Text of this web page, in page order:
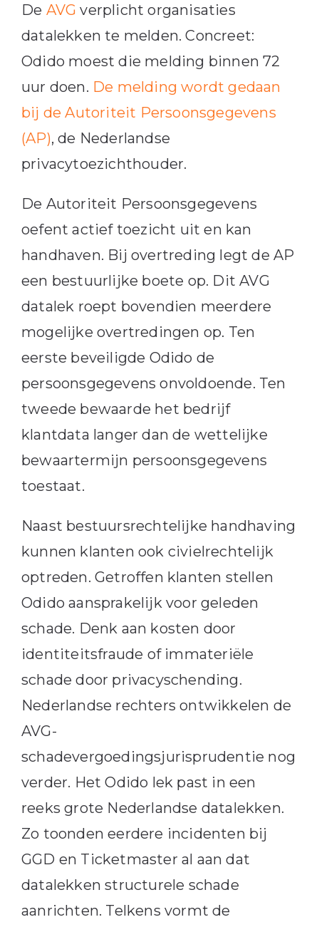
De AVG verplicht organisaties
datalekken te melden. Concreet:
Odido moest die melding binnen 72
uur doen. De melding wordt gedaan
bij de Autoriteit Persoonsgegevens
(AP), de Nederlandse
privacytoezichthouder.
De Autoriteit Persoonsgegevens
oefent actief toezicht uit en kan
handhaven. Bij overtreding legt de AP
een bestuurlijke boete op. Dit AVG
datalek roept bovendien meerdere
mogelijke overtredingen op. Ten
eerste beveiligde Odido de
persoonsgegevens onvoldoende. Ten
tweede bewaarde het bedrijf
klantdata langer dan de wettelijke
bewaartermijn persoonsgegevens
toestaat.
Naast bestuursrechtelijke handhaving
kunnen klanten ook civielrechtelijk
optreden. Getroffen klanten stellen
Odido aansprakelijk voor geleden
schade. Denk aan kosten door
identiteitsfraude of immateriële
schade door privacyschending.
Nederlandse rechters ontwikkelen de
AVG-
schadevergoedingsjurisprudentie nog
verder. Het Odido lek past in een
reeks grote Nederlandse datalekken.
Zo toonden eerdere incidenten bij
GGD en Ticketmaster al aan dat
datalekken structurele schade
aanrichten. Telkens vormt de